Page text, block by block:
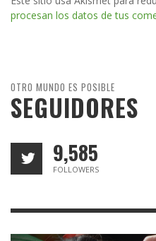
procesan los datos de tus
OTRO MUNDO ES POSIBLE
SEGUIDORES
9,585
FOLLOWERS